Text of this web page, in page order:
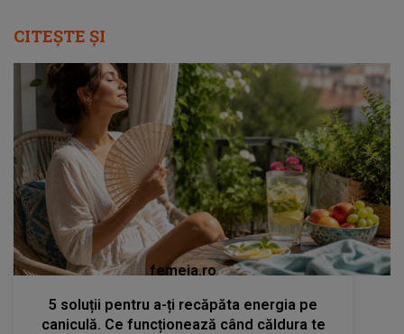
CITEȘTE ȘI
femeia.ro
5 soluții pentru a-ți recăpăta energia pe
caniculă. Ce funcționează când căldura te